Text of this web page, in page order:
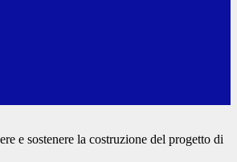
e sostenere la costruzione del progetto di